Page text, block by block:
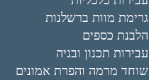
גרימת מוות ברשלנות
הלבנת כספים
עבירות תכנון ובניה
שוחד מרמה והפרת אמונים